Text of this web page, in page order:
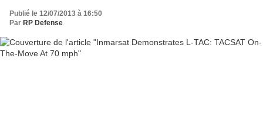
Publié le 12/07/2013 à 16:50
Par RP Defense